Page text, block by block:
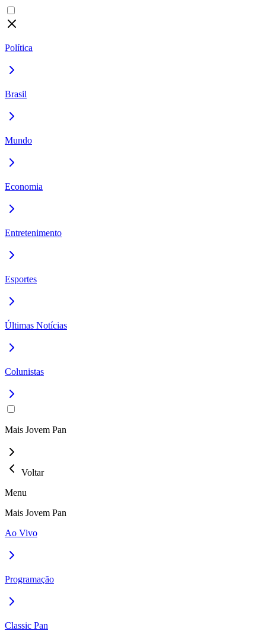
Política
Brasil
Mundo
Economia
Entretenimento
Esportes
Últimas Notícias
Colunistas
Mais Jovem Pan
Voltar
Menu
Mais Jovem Pan
Ao Vivo
Programação
Classic Pan